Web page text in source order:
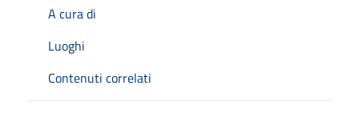
A cura di
Luoghi
Contenuti correlati